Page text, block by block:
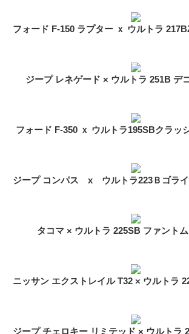
ジープ レネゲード × ウルトラ 251B
フォード F-350 ｘ ウルトラ195SBクラ
タコマ × ウルトラ 225SB ファント